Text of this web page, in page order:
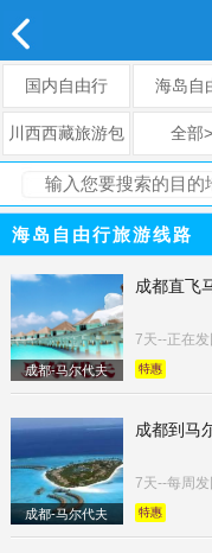
国内自由行 海岛自
川西西藏旅游包
车
全部
海岛自由行旅游线路
成都-马尔代夫
成都直飞
7天--正在发
特惠
成都-马尔代夫
成都到马
7天--每周发
特惠